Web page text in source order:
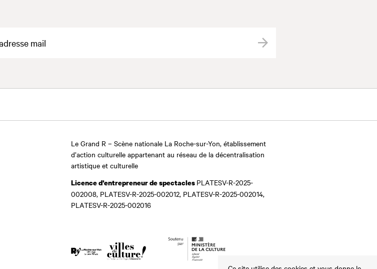
Valider
Le Grand R – Scène nationale La Roche-sur-Yon, établissement
d’action culturelle appartenant au réseau de la décentralisation
artistique et culturelle
Licence d’entrepreneur de spectacles PLATESV-R-2025-
002008, PLATESV-R-2025-002012, PLATESV-R-2025-002014,
PLATESV-R-2025-002016